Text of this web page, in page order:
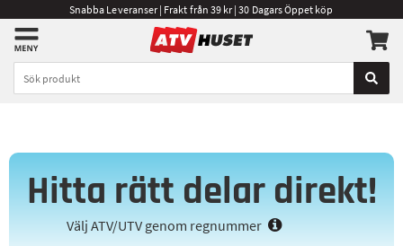
Snabba Leveranser | Frakt från 39 kr | 30 Dagars Öppet köp
Hitta rätt delar direkt!
Välj ATV/UTV genom regnummer